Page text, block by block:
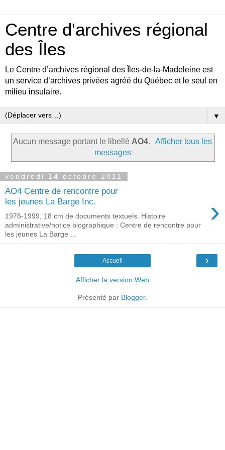
Centre d'archives régional
des Îles
Le Centre d’archives régional des Îles-de-la-Madeleine est
un service d’archives privées agréé du Québec et le seul en
milieu insulaire.
▼
Aucun message portant le libellé AO4.
Afficher tous les
messages
vendredi 14 octobre 2011
AO4 Centre de rencontre pour
les jeunes La Barge Inc.
›
1976-1999, 18 cm de documents textuels. Histoire
administrative/notice biographique : Centre de rencontre pour
les jeunes La Barge ...
›
Accueil
Afficher la version Web
Présenté par Blogger.